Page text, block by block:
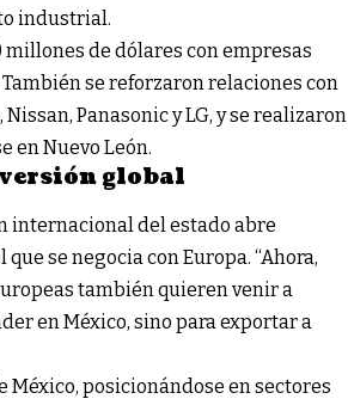
industrial.
de dólares con empresas
se reforzaron relaciones con
Panasonic y LG, y se realizaron
en Nuevo León.
global
internacional del estado abre
se negocia con Europa. “Ahora,
también quieren venir a
en México, sino para exportar a
México, posicionándose en sectores